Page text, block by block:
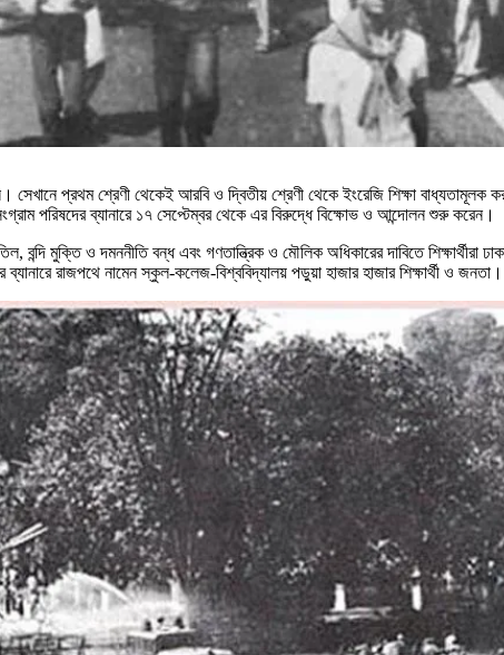
সেখানে প্রথম শ্রেণী থেকেই আরবি ও দ্বিতীয় শ্রেণী থেকে ইংরেজি শিক্ষা
পরিষদের ব্যানারে ১৭ সেপ্টেম্বর থেকে এর বিরুদ্ধে বিক্ষোভ ও আন্দোলন শুরু করেন।
বন্দি মুক্তি ও দমননীতি বন্ধ এবং গণতান্ত্রিক ও মৌলিক অধিকারের দাবিতে শিক্ষার্থীরা
রাজপথে নামেন স্কুল-কলেজ-বিশ্ববিদ্যালয় পড়ুয়া হাজার হাজার শিক্ষার্থী ও জনতা।